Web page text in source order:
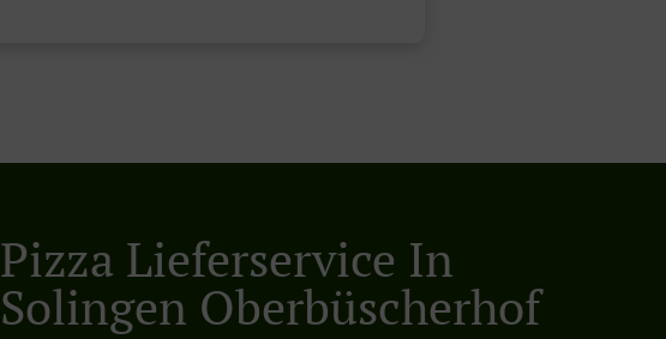
Pizza Lieferservice In
Solingen Oberbüscherhof